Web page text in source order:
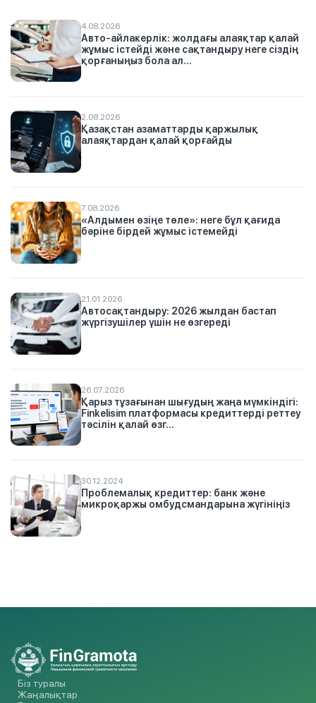
4.08.2026
Авто-айлакерлік: жолдағы алаяқтар қалай
жұмыс істейді және сақтандыру неге сіздің
қорғаныңыз бола ал...
2.08.2026
Қазақстан азаматтарды қаржылық
алаяқтардан қалай қорғайды
7.08.2026
«Алдымен өзіңе төле»: неге бұл қағида
бәріне бірдей жұмыс істемейді
21.01.2026
Автосақтандыру: 2026 жылдан бастап
жүргізушілер үшін не өзгереді
26.07.2026
Қарыз тұзағынан шығудың жаңа мүмкіндігі:
Finkelisim платформасы кредиттерді реттеу
тәсілін қалай өзг...
30.12.2024
Проблемалық кредиттер: банк және
микроқаржы омбудсмандарына жүгініңіз
Біз туралы
Жаңалықтар